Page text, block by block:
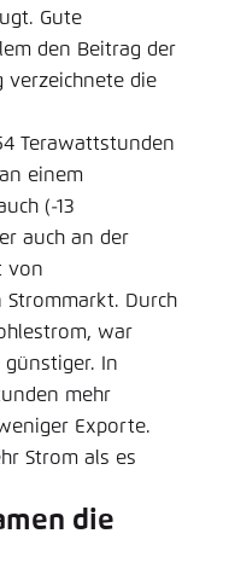
Gute
den Beitrag der
verzeichnete die
Terawattstunden
einem
(-13
auch an der
von
Strommarkt. Durch
war
In
mehr
Exporte.
Strom als es
die